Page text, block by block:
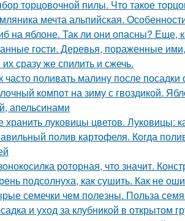
торцовочной пилы. Что такое
мечта альпийская.
на яблоне. Так ли они опасны? Еще,
гости. Деревья, пораженные
сразу же спилить и сжечь.
часто поливать малину после
компот на зиму с гвоздикой.
апельсинами
хранить луковицы цветов. Луковицы:
полив картофеля. Когда
роторная, что значит.
подсолнуха, как сушить. Как не
семечки чем полезны. Польза
и уход за клубникой в открытом